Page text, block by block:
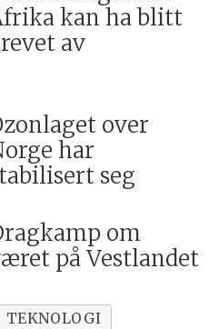
kan ha blitt
av
over
har
seg
om
på Vestlandet
TEKNOLOGI